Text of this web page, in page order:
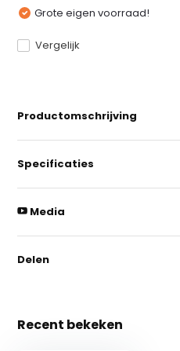
Grote eigen voorraad!
Vergelijk
Productomschrijving
Specificaties
Media
Delen
Recent bekeken